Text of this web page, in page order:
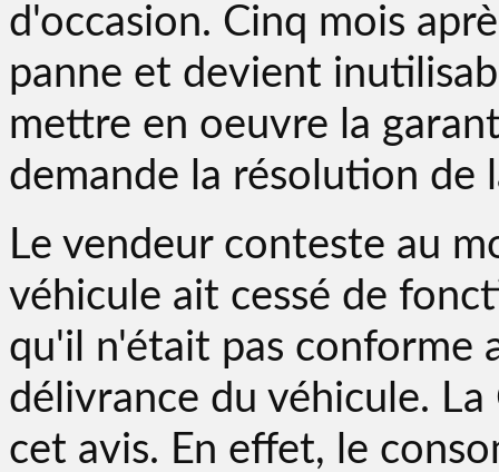
d'occasion. Cinq mois
panne et devient
mettre en oeuvre la
demande la résolution de
Le vendeur conteste au
véhicule ait cessé de
qu'il n'était pas conforme
délivrance du véhicule.
cet avis. En effet, le